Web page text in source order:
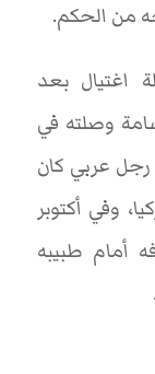
من الحكم.
اغتيال بعد
وصلته في
رجل عربي كان
وفي أكتوبر
أمام طبيبه